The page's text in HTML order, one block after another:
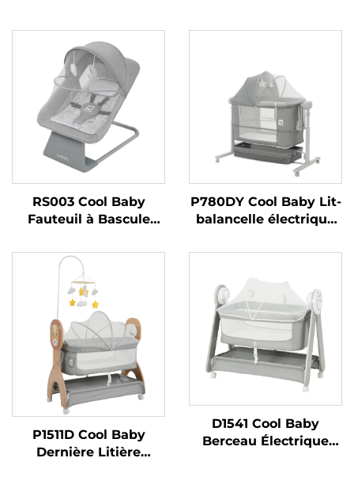
RS003 Cool Baby
Fauteuil à Bascule
pour Bébé Garçons et
Filles avec Bluetooth
Activé
P780DY Cool Baby Lit-
balancelle électrique
bébé avec 5 vitesses
détection des pleurs
P1511D Cool Baby
Dernière Litière
D1541 Cool Baby
Berceau Électrique